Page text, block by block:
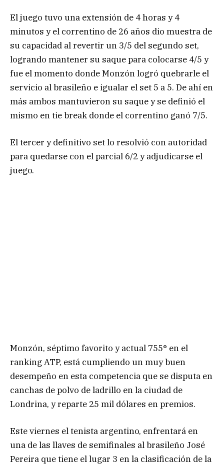
El juego tuvo una extensión de 4 horas y 4
minutos y el correntino de 26 años dio muestra de
su capacidad al revertir un 3/5 del segundo set,
logrando mantener su saque para colocarse 4/5 y
fue el momento donde Monzón logró quebrarle el
servicio al brasileño e igualar el set 5 a 5. De ahí en
más ambos mantuvieron su saque y se definió el
mismo en tie break donde el correntino ganó 7/5.
El tercer y definitivo set lo resolvió con autoridad
para quedarse con el parcial 6/2 y adjudicarse el
juego.
Monzón, séptimo favorito y actual 755° en el
ranking ATP, está cumpliendo un muy buen
desempeño en esta competencia que se disputa en
canchas de polvo de ladrillo en la ciudad de
Londrina, y reparte 25 mil dólares en premios.
Este viernes el tenista argentino, enfrentará en
una de las llaves de semifinales al brasileño José
Pereira que tiene el lugar 3 en la clasificación de la